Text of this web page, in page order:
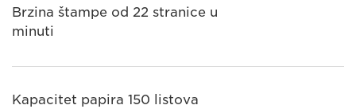
Brzina štampe od 22 stranice u
minuti
Kapacitet papira 150 listova